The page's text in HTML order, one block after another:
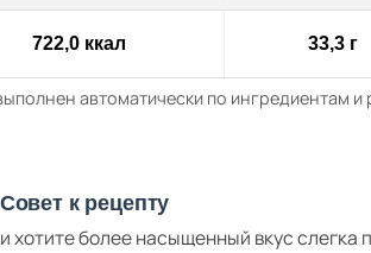
722,0 ккал 33,3 г
автоматически по ингредиентам
Совет к рецепту
хотите более насыщенный вкус